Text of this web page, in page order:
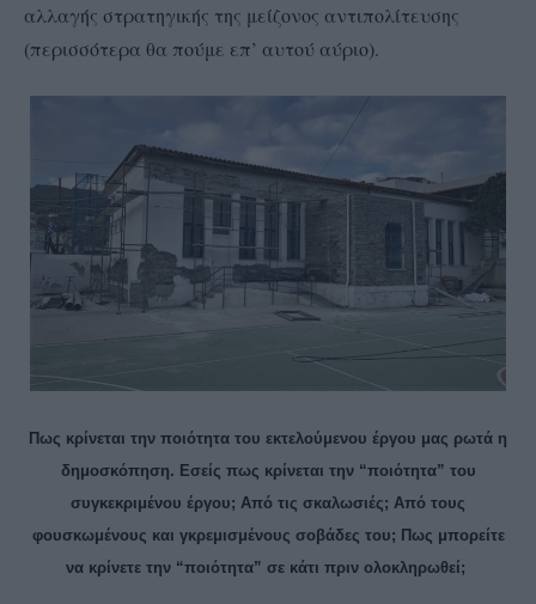
αλλαγής στρατηγικής της μείζονος αντιπολίτευσης
(περισσότερα θα πούμε επ’ αυτού αύριο).
Πως κρίνεται την ποιότητα του εκτελούμενου έργου μας ρωτά η
δημοσκόπηση. Εσείς πως κρίνεται την “ποιότητα” του
συγκεκριμένου έργου; Από τις σκαλωσιές; Από τους
φουσκωμένους και γκρεμισμένους σοβάδες του; Πως μπορείτε
να κρίνετε την “ποιότητα” σε κάτι πριν ολοκληρωθεί;